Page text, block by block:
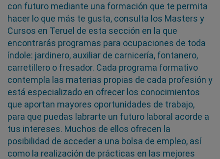
con futuro mediante una formación que te permita
hacer lo que más te gusta, consulta los Masters y
Cursos en Teruel de esta sección en la que
encontrarás programas para ocupaciones de toda
índole: jardinero, auxiliar de carnicería, fontanero,
carretillero o fresador. Cada programa formativo
contempla las materias propias de cada profesión y
está especializado en ofrecer los conocimientos
que aportan mayores oportunidades de trabajo,
para que puedas labrarte un futuro laboral acorde a
tus intereses. Muchos de ellos ofrecen la
posibilidad de acceder a una bolsa de empleo, así
como la realización de prácticas en las mejores